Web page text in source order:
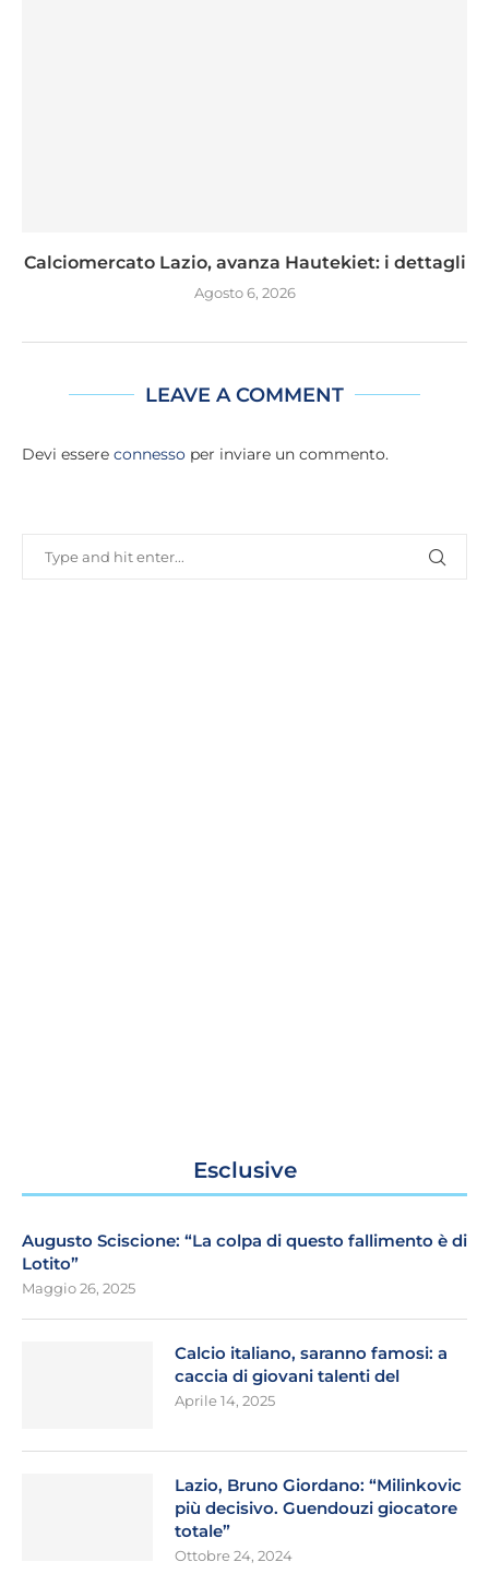
Calciomercato Lazio, avanza Hautekiet: i dettagli
Agosto 6, 2026
LEAVE A COMMENT
Devi essere connesso per inviare un commento.
Esclusive
Augusto Sciscione: “La colpa di questo fallimento è di
Lotito”
Maggio 26, 2025
Calcio italiano, saranno famosi: a
caccia di giovani talenti del
Aprile 14, 2025
Lazio, Bruno Giordano: “Milinkovic
più decisivo. Guendouzi giocatore
totale”
Ottobre 24, 2024